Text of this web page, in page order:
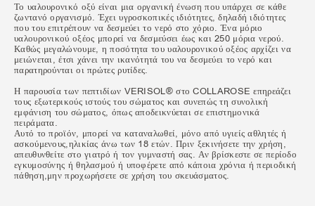
Το υαλουρονικό οξύ είναι μια οργανική ένωση που υπάρχει σε κάθε
ζωντανό οργανισμό. Έχει υγροσκοπικές ιδιότητες, δηλαδή ιδιότητες
που του επιτρέπουν να δεσμεύει το νερό στο χόριο. Ένα μόριο
υαλουρονικού οξέος μπορεί να δεσμεύσει έως και 250 μόρια νερού.
Καθώς μεγαλώνουμε, η ποσότητα του υαλουρονικού οξέος αρχίζει να
μειώνεται, έτσι χάνει την ικανότητά του να δεσμεύει το νερό και
παρατηρούνται οι πρώτες ρυτίδες.
Η παρουσία των πεπτιδίων VERISOL® στο COLLAROSE επηρεάζει
τους εξωτερικούς ιστούς του σώματος και συνεπώς τη συνολική
εμφάνιση του σώματος, όπως αποδεικνύεται σε επιστημονικά
πειράματα.
Αυτό το προϊόν, μπορεί να καταναλωθεί, μόνο από υγιείς αθλητές ή
ασκούμενους,ηλικίας άνω των 18 ετών. Πριν ξεκινήσετε την χρήση,
απευθυνθείτε στο γιατρό ή τον γυμναστή σας. Αν βρίσκεστε σε περίοδο
εγκυμοσύνης ή θηλασμού ή υποφέρετε από κάποια χρόνια ή περιοδική
πάθηση,μην προχωρήσετε σε χρήση του σκευάσματος.